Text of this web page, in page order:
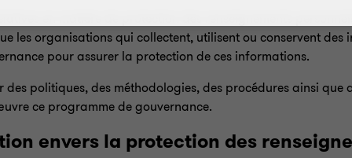
en matière de protection des renseignements
les organisations qui collectent, utilisent ou conservent des
pour assurer la protection de ces informations.
politiques, des méthodologies, des procédures ainsi que
ce programme de gouvernance.
envers la protection des